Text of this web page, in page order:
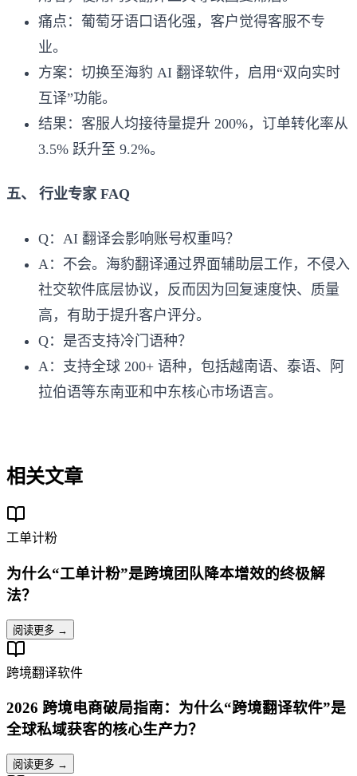
痛点：葡萄牙语口语化强，客户觉得客服不专
业。
方案：切换至海豹 AI 翻译软件，启用“双向实时
互译”功能。
结果：客服人均接待量提升 200%，订单转化率从
3.5% 跃升至 9.2%。
五、 行业专家 FAQ
Q：AI 翻译会影响账号权重吗？
A：不会。海豹翻译通过界面辅助层工作，不侵入
社交软件底层协议，反而因为回复速度快、质量
高，有助于提升客户评分。
Q：是否支持冷门语种？
A：支持全球 200+ 语种，包括越南语、泰语、阿
拉伯语等东南亚和中东核心市场语言。
相关文章
工单计粉
为什么“工单计粉”是跨境团队降本增效的终极解
法？
阅读更多 →
跨境翻译软件
2026 跨境电商破局指南：为什么“跨境翻译软件”是
全球私域获客的核心生产力？
阅读更多 →